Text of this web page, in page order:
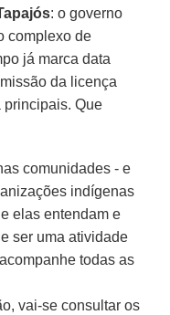
: o governo
complexo de
já marca data
da licença
principais. Que
comunidades - e
indígenas
elas entendam e
ser uma atividade
todas as
vai-se consultar os